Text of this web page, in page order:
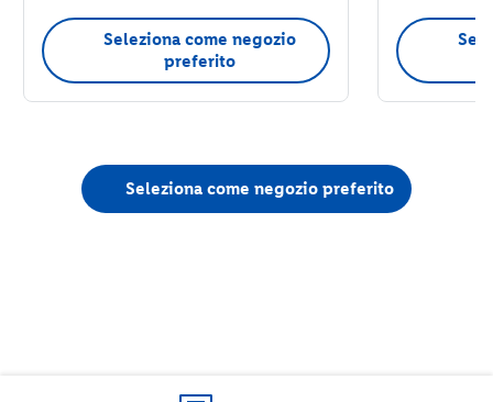
Seleziona come negozio
preferito
Seleziona come negozio preferito